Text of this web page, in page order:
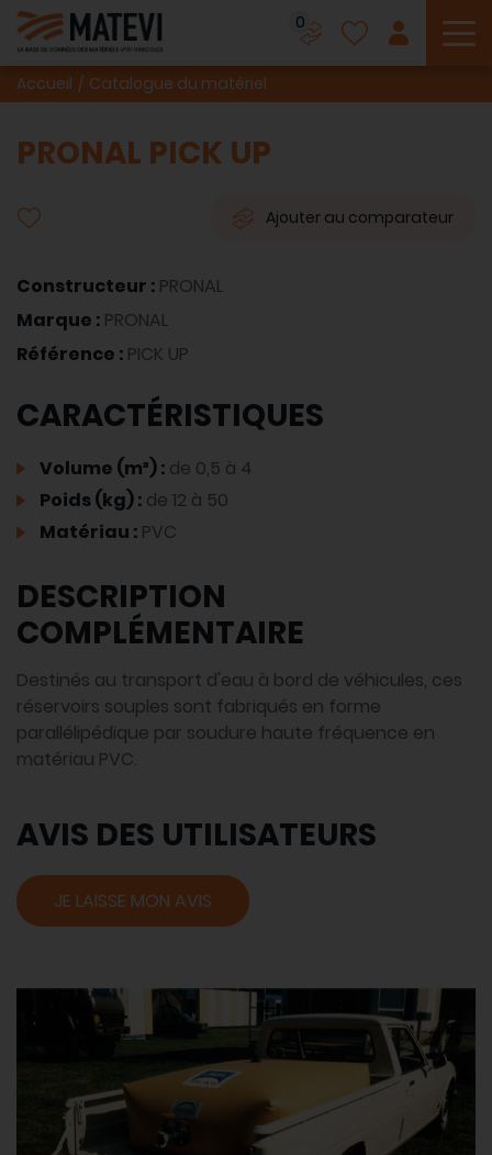
0
Accueil Catalogue du matériel
PRONAL PICK UP
Ajouter au comparateur
Constructeur : PRONAL
Marque : PRONAL
Référence : PICK UP
CARACTÉRISTIQUES
Volume (m³) : de 0,5 à 4
Poids (kg) : de 12 à 50
Matériau : PVC
DESCRIPTION
COMPLÉMENTAIRE
Destinés au transport d'eau à bord de véhicules, ces
réservoirs souples sont fabriqués en forme
parallélipédique par soudure haute fréquence en
matériau PVC.
AVIS DES UTILISATEURS
JE LAISSE MON AVIS